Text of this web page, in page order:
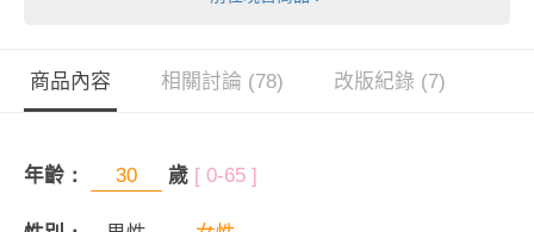
商品內容 相關討論 (78) 改版紀錄 (7)
年齡： 歲 [ 0-65 ]